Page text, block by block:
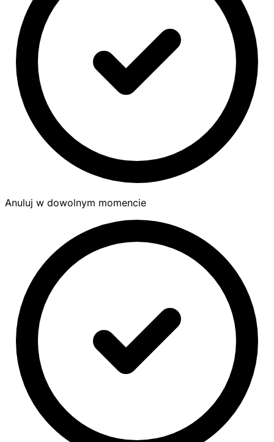
Anuluj w dowolnym momencie